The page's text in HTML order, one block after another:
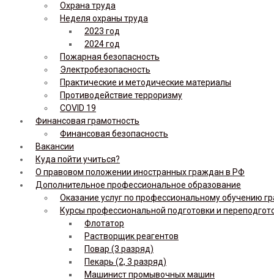
Охрана труда
Неделя охраны труда
2023 год
2024 год
Пожарная безопасность
Электробезопасность
Практические и методические материалы
Противодействие терроризму
COVID 19
Финансовая грамотность
Финансовая безопасность
Вакансии
Куда пойти учиться?
О правовом положении иностранных граждан в РФ
Дополнительное профессиональное образование
Оказание услуг по профессиональному обучению
Курсы профессиональной подготовки и
Флотатор
Растворщик реагентов
Повар (3 разряд)
Пекарь (2, 3 разряд)
Машинист промывочных машин